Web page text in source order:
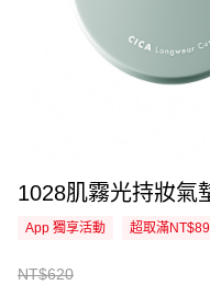
1028肌霧光持妝氣
App 獨享活動 超取滿
NT$620